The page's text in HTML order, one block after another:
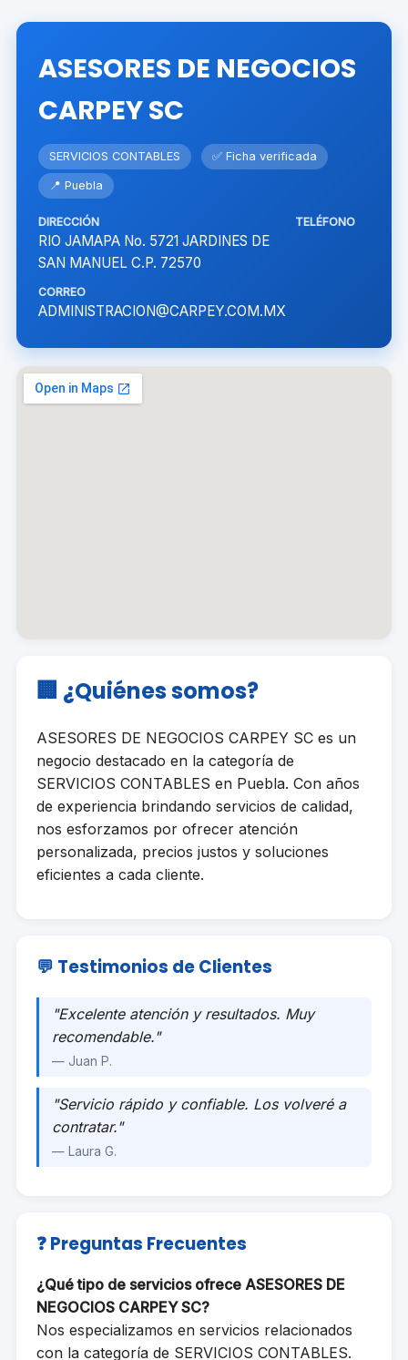
ASESORES DE NEGOCIOS
CARPEY SC
SERVICIOS CONTABLES ✅ Ficha verificada
📍 Puebla
DIRECCIÓN
RIO JAMAPA No. 5721 JARDINES DE
SAN MANUEL C.P. 72570
TELÉFONO
CORREO
ADMINISTRACION@CARPEY.COM.MX
🏢 ¿Quiénes somos?
ASESORES DE NEGOCIOS CARPEY SC es un
negocio destacado en la categoría de
SERVICIOS CONTABLES en Puebla. Con años
de experiencia brindando servicios de calidad,
nos esforzamos por ofrecer atención
personalizada, precios justos y soluciones
eficientes a cada cliente.
💬 Testimonios de Clientes
"Excelente atención y resultados. Muy
recomendable."
— Juan P.
"Servicio rápido y confiable. Los volveré a
contratar."
— Laura G.
❓ Preguntas Frecuentes
¿Qué tipo de servicios ofrece ASESORES DE
NEGOCIOS CARPEY SC?
Nos especializamos en servicios relacionados
con la categoría de SERVICIOS CONTABLES.